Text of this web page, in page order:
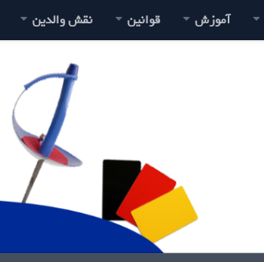
آموزش قوانین نقش والدین